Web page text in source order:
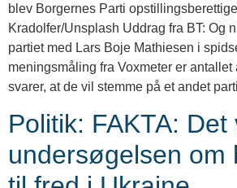
blev Borgernes Parti
Kradolfer/Unsplash Uddrag fra BT: Og
partiet med Lars Boje Mathiesen i
meningsmåling fra Voxmeter er antallet
svarer, at de vil stemme på et andet
Politik: FAKTA: Det
undersøgelsen om